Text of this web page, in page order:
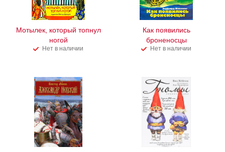
Мотылек, который топнул
ногой
Нет в наличии
Как появились
броненосцы
Нет в наличии